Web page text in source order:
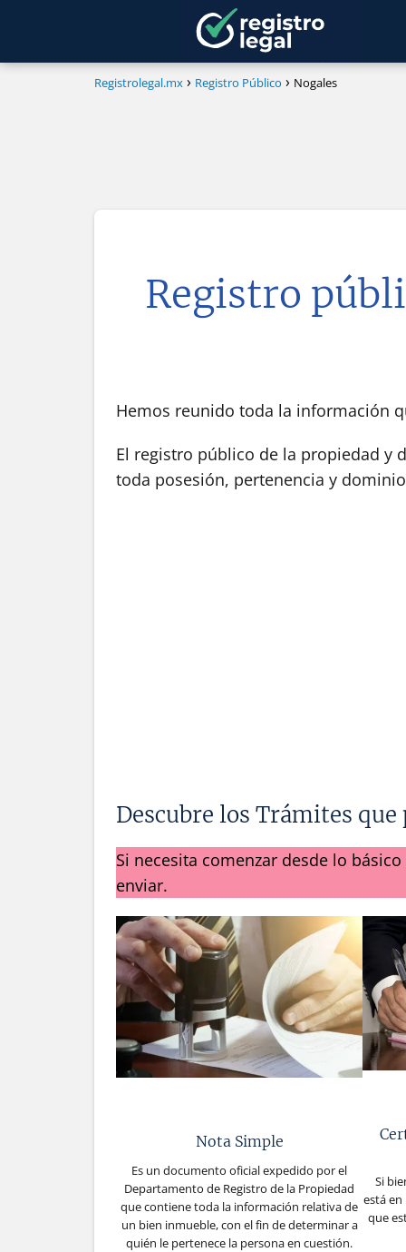
Registrolegal.mx Registro Público Nogales
Registro
Hemos reunido toda la información
El registro público de la propiedad y
toda posesión, pertenencia y
Descubre los Trámites
Si necesita comenzar desde lo
enviar.
Nota Simple
Es un documento oficial expedido por el
Departamento de Registro de la Propiedad
que contiene toda la información relativa de
un bien inmueble, con el fin de determinar a
quién le pertenece la persona en cuestión.
Si
está en
que